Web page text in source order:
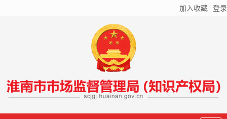
加入收藏 登录